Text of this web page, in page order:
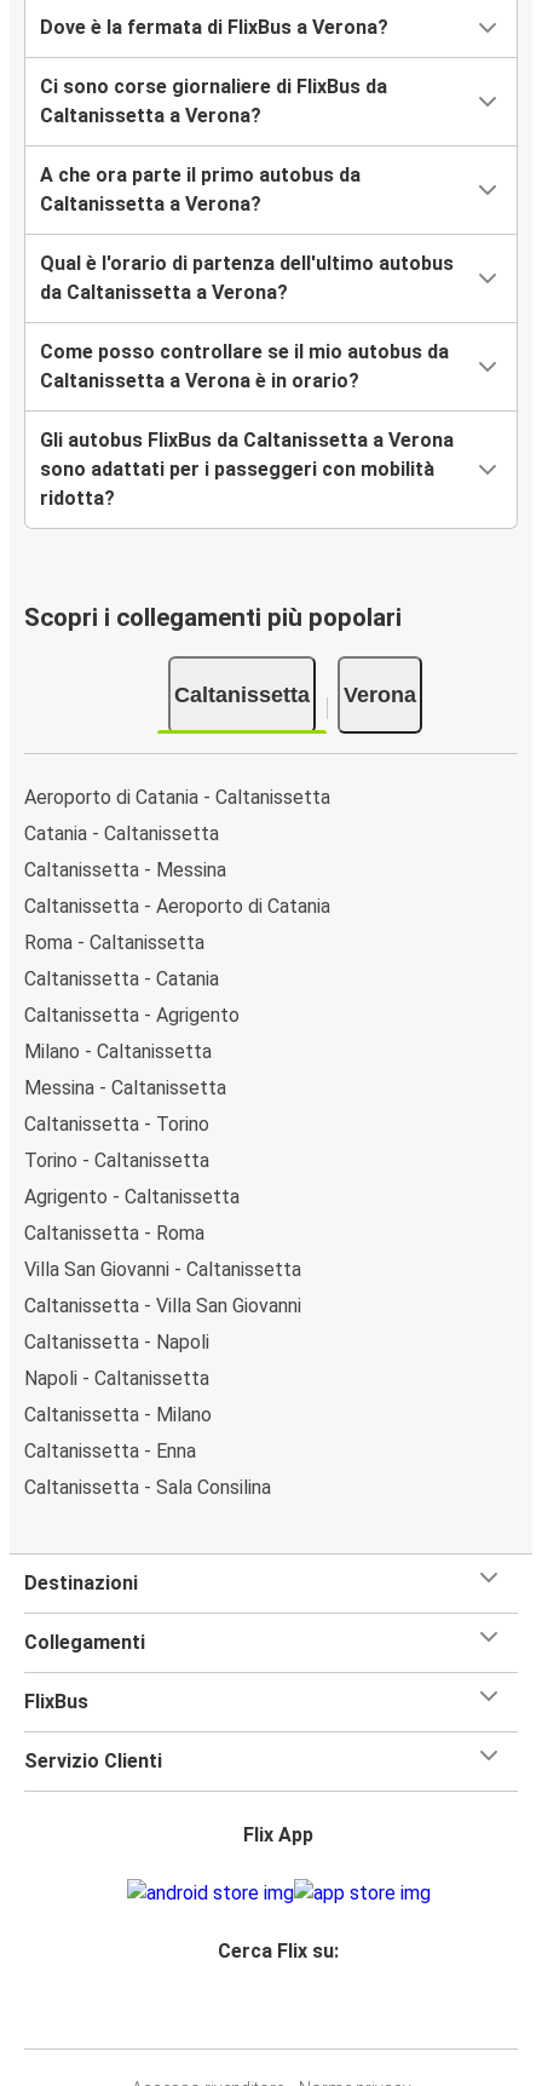
Dove è la fermata di FlixBus a Verona?
Ci sono corse giornaliere di FlixBus da
Caltanissetta a Verona?
A che ora parte il primo autobus da
Caltanissetta a Verona?
Qual è l'orario di partenza dell'ultimo autobus
da Caltanissetta a Verona?
Come posso controllare se il mio autobus da
Caltanissetta a Verona è in orario?
Gli autobus FlixBus da Caltanissetta a Verona
sono adattati per i passeggeri con mobilità
ridotta?
Scopri i collegamenti più popolari
Caltanissetta Verona
Aeroporto di Catania - Caltanissetta
Catania - Caltanissetta
Caltanissetta - Messina
Caltanissetta - Aeroporto di Catania
Roma - Caltanissetta
Caltanissetta - Catania
Caltanissetta - Agrigento
Milano - Caltanissetta
Messina - Caltanissetta
Caltanissetta - Torino
Torino - Caltanissetta
Agrigento - Caltanissetta
Caltanissetta - Roma
Villa San Giovanni - Caltanissetta
Caltanissetta - Villa San Giovanni
Caltanissetta - Napoli
Napoli - Caltanissetta
Caltanissetta - Milano
Caltanissetta - Enna
Caltanissetta - Sala Consilina
Destinazioni
Collegamenti
FlixBus
Servizio Clienti
Flix App
Cerca Flix su: